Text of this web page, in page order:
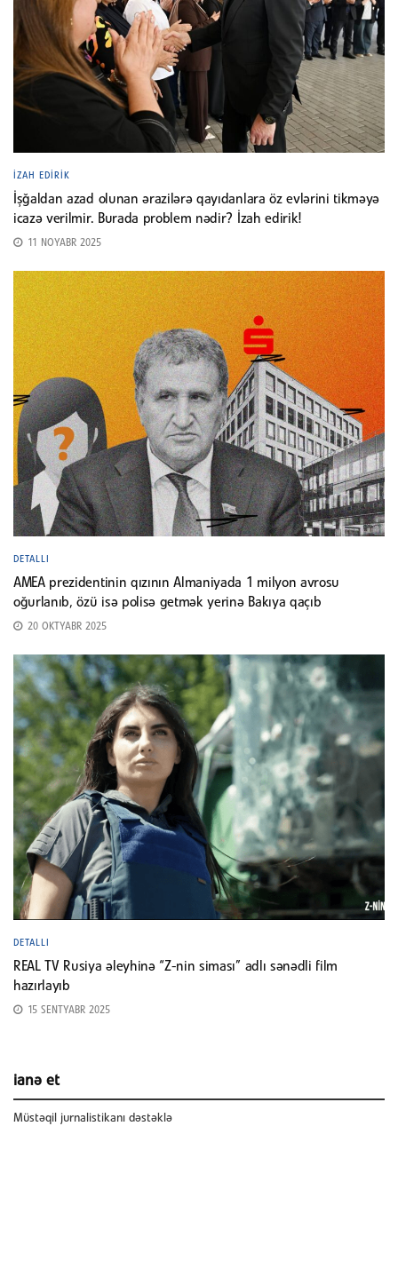
İZAH EDIRIK
İşğaldan azad olunan ərazilərə qayıdanlara öz evlərini tikməyə
icazə verilmir. Burada problem nədir? İzah edirik!
11 NOYABR 2025
DETALLI
AMEA prezidentinin qızının Almaniyada 1 milyon avrosu
oğurlanıb, özü isə polisə getmək yerinə Bakıya qaçıb
20 OKTYABR 2025
DETALLI
REAL TV Rusiya əleyhinə “Z-nin siması” adlı sənədli film
hazırlayıb
15 SENTYABR 2025
ianə et
Müstəqil jurnalistikanı dəstəklə